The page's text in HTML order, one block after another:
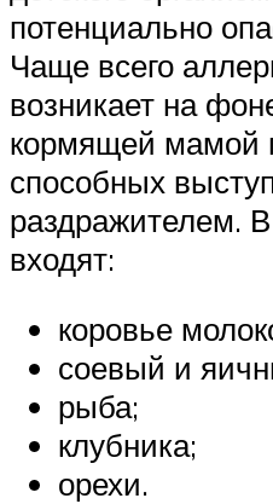
потенциально
Чаще всего
возникает на
кормящей мамой
способных
раздражителем. В
входят:
коровье
соевый и
рыба;
клубника;
орехи.